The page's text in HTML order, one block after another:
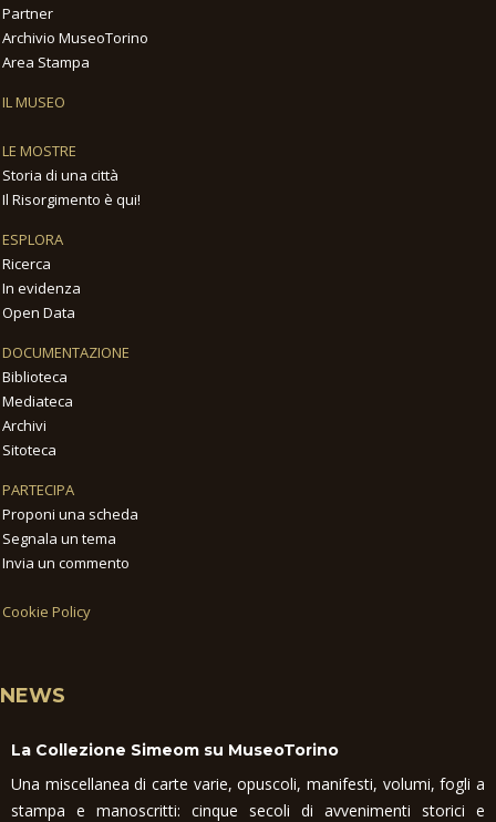
Partner
Archivio MuseoTorino
Area Stampa
IL MUSEO
LE MOSTRE
Storia di una città
Il Risorgimento è qui!
ESPLORA
Ricerca
In evidenza
Open Data
DOCUMENTAZIONE
Biblioteca
Mediateca
Archivi
Sitoteca
PARTECIPA
Proponi una scheda
Segnala un tema
Invia un commento
Cookie Policy
NEWS
La Collezione Simeom su MuseoTorino
Una miscellanea di carte varie, opuscoli, manifesti, volumi, fogli a
stampa e manoscritti: cinque secoli di avvenimenti storici e